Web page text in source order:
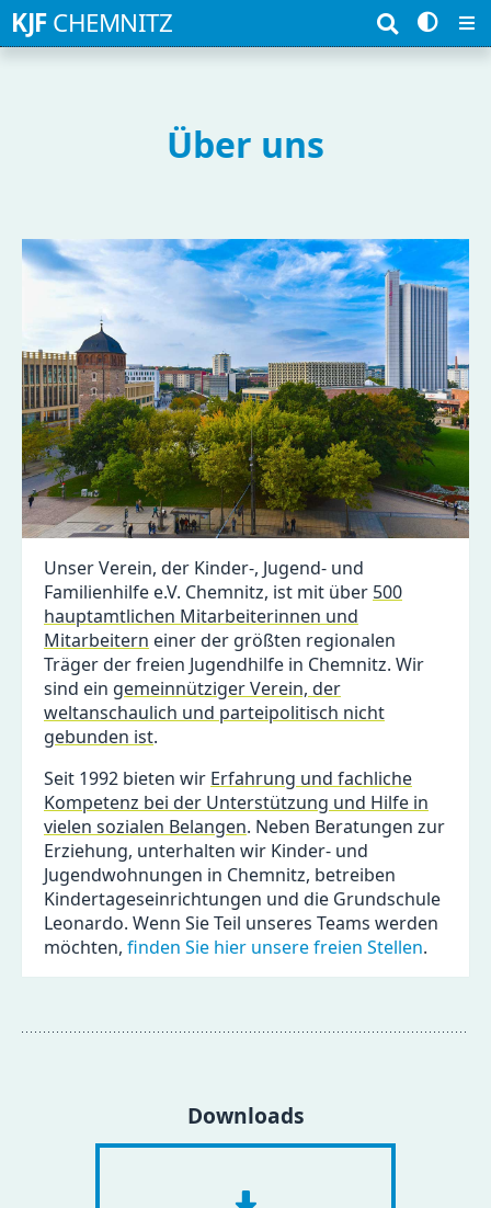
KJF CHEMNITZ Suchbegriffe
Über uns
Unser Verein, der Kinder-, Jugend- und
Familienhilfe e.V. Chemnitz, ist mit über 500
hauptamtlichen Mitarbeiterinnen und
Mitarbeitern einer der größten regionalen
Träger der freien Jugend­hilfe in Chemnitz. Wir
sind ein gemeinnütziger Verein, der
weltanschaulich und parteipolitisch nicht
gebunden ist.
Seit 1992 bieten wir Erfahrung und fachliche
Kompetenz bei der Unterstützung und Hilfe in
vielen sozialen Belangen. Neben Beratungen zur
Erziehung, unterhalten wir Kinder- und
Jugendwohnungen in Chemnitz, betreiben
Kinder­tages­ein­richtungen und die Grundschule
Leonardo. Wenn Sie Teil unseres Teams werden
möchten, finden Sie hier unsere freien Stellen.
Downloads